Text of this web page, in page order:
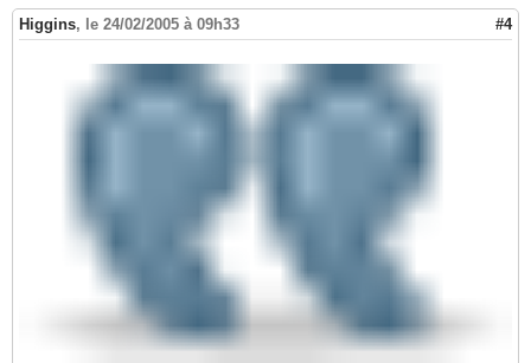
Higgins, le 24/02/2005 à 09h33 #4